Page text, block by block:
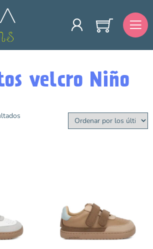
velcro Niño